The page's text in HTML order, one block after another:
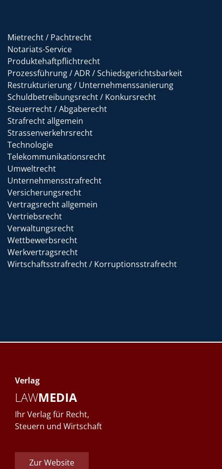
Mietrecht / Pachtrecht
Notariats-Service
Produktehaftpflichtrecht
Prozessführung / ADR / Schiedsgerichtsbarkeit
Restrukturierung / Unternehmenssanierung
Schuldbetreibungsrecht / Konkursrecht
Steuerrecht / Abgaberecht
Strafrecht allgemein
Strassenverkehrsrecht
Technologie
Telekommunikationsrecht
Umweltrecht
Unternehmensstrafrecht
Versicherungsrecht
Vertragsrecht allgemein
Vertriebsrecht
Verwaltungsrecht
Wettbewerbsrecht
Werkvertragsrecht
Wirtschaftsstrafrecht / Korruptionsstrafrecht
Verlag
LAWMEDIA
Ihr Verlag für Recht,
Steuern und Wirtschaft
Zur Website